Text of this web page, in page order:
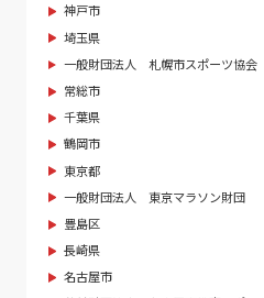
神戸市
埼玉県
一般財団法人 札幌市スポーツ協会
常総市
千葉県
鶴岡市
東京都
一般財団法人 東京マラソン財団
豊島区
長崎県
名古屋市